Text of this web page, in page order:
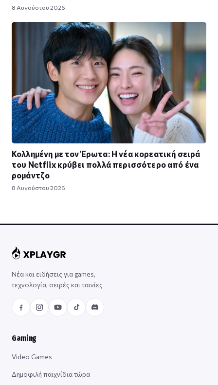
8 Αυγούστου 2026
Κολλημένη με τον Έρωτα: Η νέα κορεατική σειρά
του Netflix κρύβει πολλά περισσότερο από ένα
ρομάντζο
8 Αυγούστου 2026
Νέα και ειδήσεις για games,
τεχνολογία, σειρές και ταινίες
Gaming
Video Games
Δημοφιλή παιχνίδια τώρα